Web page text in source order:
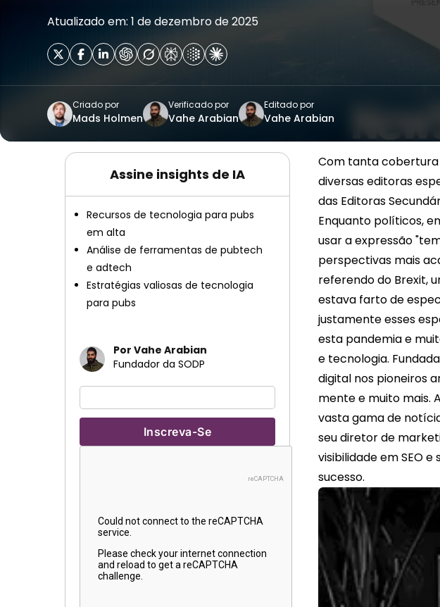
Atualizado em: 1 de dezembro de 2025
Criado por
Mads Holmen
Verificado por
Vahe Arabian
Editado por
Vahe Arabian
Assine insights de IA
Recursos de tecnologia para pubs
em alta
Análise de ferramentas de pubtech
e adtech
Estratégias valiosas de tecnologia
para pubs
Por Vahe Arabian
Fundador da SODP
Com tanta cobertura
diversas editoras
das Editoras
Enquanto políticos,
usar a expressão
perspectivas mais
referendo do Brexit,
estava farto de
justamente esses
esta pandemia e
e tecnologia.
digital nos pioneiros
mente e muito mais.
vasta gama de
seu diretor de
visibilidade em SEO
sucesso.